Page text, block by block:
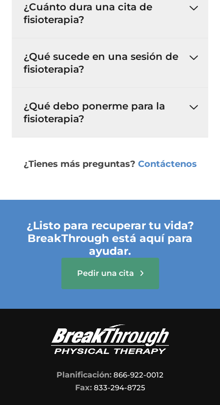
¿Cuánto dura una cita de
fisioterapia?
¿Qué sucede en una sesión de
fisioterapia?
¿Qué debo ponerme para la
fisioterapia?
¿Tienes más preguntas? Contáctenos
¿Listo para recuperar tu vida?
BreakThrough está aquí para
ayudar.
Pedir una cita
Planificación: 866-922-0012
Fax:833-294-8725